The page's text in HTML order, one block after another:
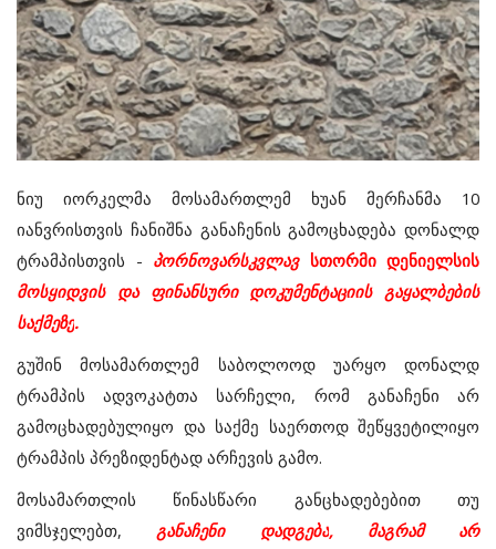
ნიუ იორკელმა მოსამართლემ ხუან მერჩანმა 10
იანვრისთვის ჩანიშნა განაჩენის გამოცხადება დონალდ
ტრამპისთვის - პორნოვარსკვლავ სთორმი დენიელსის
მოსყიდვის და ფინანსური დოკუმენტაციის გაყალბების
საქმეზე.
გუშინ
მოსამართლემ საბოლოოდ უარყო
დონალდ
ტრამპის
ადვოკატთა სარჩელი, რომ განაჩენი
არ
გამოცხადებულიყო და საქმე საერთოდ შეწყვეტილიყო
ტრამპის პრეზიდენტად არჩევის გამო.
მოსამართლის
წინასწარი განცხადებებით
თუ
ვიმსჯელებთ,განაჩენი დადგება, მაგრამ
არ